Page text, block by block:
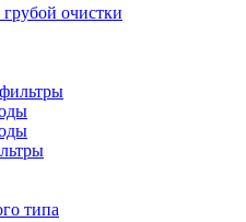
очистки
типа